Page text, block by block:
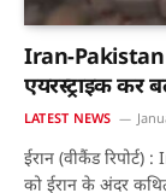
Iran-Pakistan
एयरस्ट्राइक कर
LATEST NEWS
ईरान (वीकैंड
को ईरान के अंदर